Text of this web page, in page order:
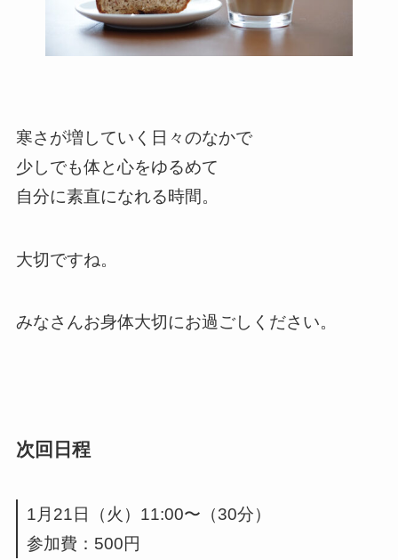
寒さが増していく日々のなかで
少しでも体と心をゆるめて
自分に素直になれる時間。
大切ですね。
みなさんお身体大切にお過ごしください。
次回日程
1月21日（火）11:00〜（30分）
参加費：500円